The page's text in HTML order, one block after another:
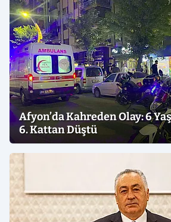
Afyon’da Kahreden Olay: 6
6. Kattan Düştü